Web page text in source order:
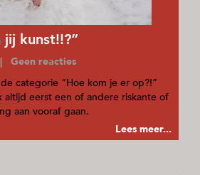
kunst!!?”
Geen reacties
categorie “Hoe kom je er op?!”
altijd eerst een of andere riskante of
aan vooraf gaan.
Lees meer...